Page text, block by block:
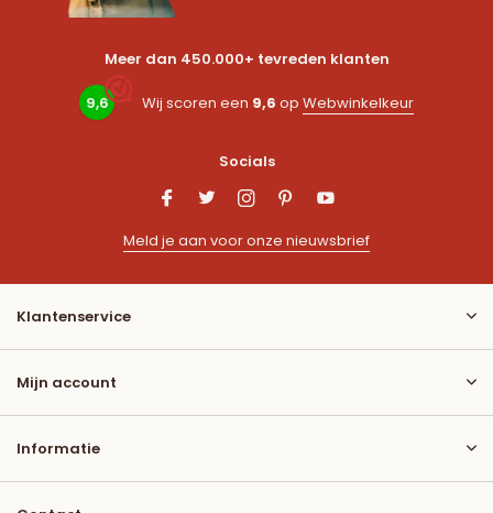
Meer dan 450.000+ tevreden klanten
9,6 Wij scoren een 9,6 op Webwinkelkeur
Socials
Meld je aan voor onze nieuwsbrief
Klantenservice
Mijn account
Informatie